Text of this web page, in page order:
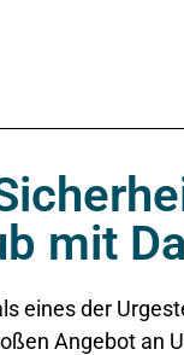
mit
eines der
Angebot an